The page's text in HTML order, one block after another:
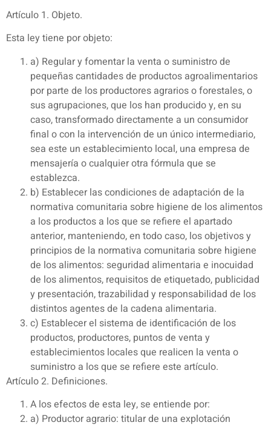
Artículo 1. Objeto.
Esta ley tiene por objeto:
a) Regular y fomentar la venta o suministro de
pequeñas cantidades de productos agroalimentarios
por parte de los productores agrarios o forestales, o
sus agrupaciones, que los han producido y, en su
caso, transformado directamente a un consumidor
final o con la intervención de un único intermediario,
sea este un establecimiento local, una empresa de
mensajería o cualquier otra fórmula que se
establezca.
b) Establecer las condiciones de adaptación de la
normativa comunitaria sobre higiene de los alimentos
a los productos a los que se refiere el apartado
anterior, manteniendo, en todo caso, los objetivos y
principios de la normativa comunitaria sobre higiene
de los alimentos: seguridad alimentaria e inocuidad
de los alimentos, requisitos de etiquetado, publicidad
y presentación, trazabilidad y responsabilidad de los
distintos agentes de la cadena alimentaria.
c) Establecer el sistema de identificación de los
productos, productores, puntos de venta y
establecimientos locales que realicen la venta o
suministro a los que se refiere este artículo.
Artículo 2. Definiciones.
A los efectos de esta ley, se entiende por:
a) Productor agrario: titular de una explotación